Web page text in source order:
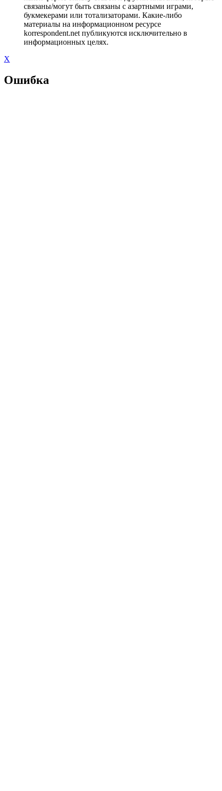
связаны/могут быть связаны с азартными играми,
букмекерами или тотализаторами. Какие-либо
материалы на информационном ресурсе
korrespondent.net публикуются исключительно в
информационных целях.
X
Ошибка